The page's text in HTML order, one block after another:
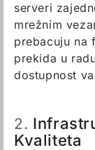
serveri
mrežnim
prebacuju na
prekida u
dostupnost
2.
Kvaliteta